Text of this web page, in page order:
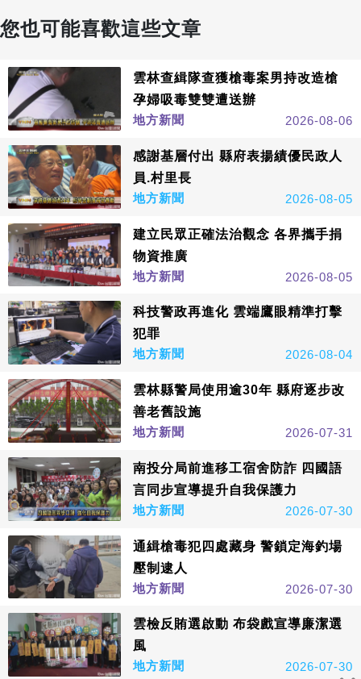
您也可能喜歡這些文章
雲林查緝隊查獲槍毒案男持改造槍
孕婦吸毒雙雙遭送辦
地方新聞
2026-08-06
感謝基層付出 縣府表揚績優民政人
員.村里長
地方新聞
2026-08-05
建立民眾正確法治觀念 各界攜手捐
物資推廣
地方新聞
2026-08-05
科技警政再進化 雲端鷹眼精準打擊
犯罪
地方新聞
2026-08-04
雲林縣警局使用逾30年 縣府逐步改
善老舊設施
地方新聞
2026-07-31
南投分局前進移工宿舍防詐 四國語
言同步宣導提升自我保護力
地方新聞
2026-07-30
通緝槍毒犯四處藏身 警鎖定海釣場
壓制逮人
地方新聞
2026-07-30
雲檢反賄選啟動 布袋戲宣導廉潔選
風
地方新聞
2026-07-30